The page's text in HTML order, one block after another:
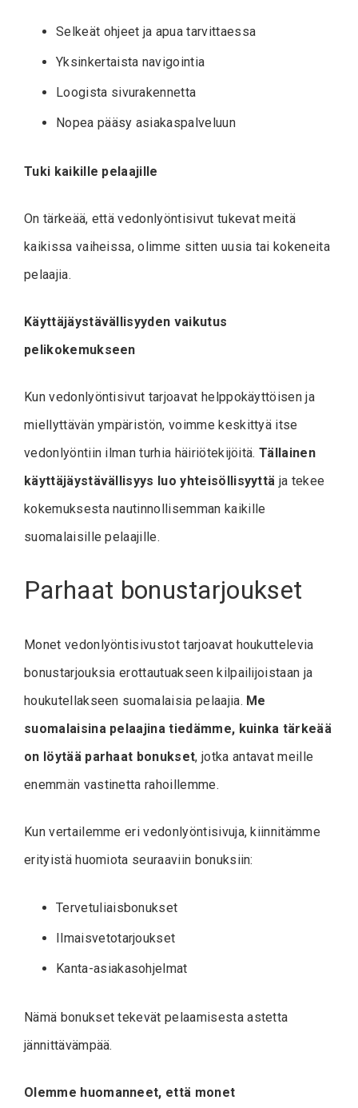
Selkeät ohjeet ja apua tarvittaessa
Yksinkertaista navigointia
Loogista sivurakennetta
Nopea pääsy asiakaspalveluun
Tuki kaikille pelaajille
On tärkeää, että vedonlyöntisivut tukevat meitä
kaikissa vaiheissa, olimme sitten uusia tai kokeneita
pelaajia.
Käyttäjäystävällisyyden vaikutus
pelikokemukseen
Kun vedonlyöntisivut tarjoavat helppokäyttöisen ja
miellyttävän ympäristön, voimme keskittyä itse
vedonlyöntiin ilman turhia häiriötekijöitä.Tällainen
käyttäjäystävällisyys luo yhteisöllisyyttä ja tekee
kokemuksesta nautinnollisemman kaikille
suomalaisille pelaajille.
Parhaat bonustarjoukset
Monet vedonlyöntisivustot tarjoavat houkuttelevia
bonustarjouksia erottautuakseen kilpailijoistaan ja
houkutellakseen suomalaisia pelaajia. Me
suomalaisina pelaajina tiedämme, kuinka tärkeää
on löytää parhaat bonukset, jotka antavat meille
enemmän vastinetta rahoillemme.
Kun vertailemme eri vedonlyöntisivuja, kiinnitämme
erityistä huomiota seuraaviin bonuksiin:
Tervetuliaisbonukset
Ilmaisvetotarjoukset
Kanta-asiakasohjelmat
Nämä bonukset tekevät pelaamisesta astetta
jännittävämpää.
Olemme huomanneet, että monet